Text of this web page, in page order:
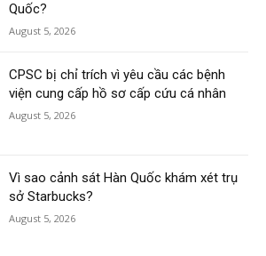
Quốc?
August 5, 2026
CPSC bị chỉ trích vì yêu cầu các bệnh
viện cung cấp hồ sơ cấp cứu cá nhân
August 5, 2026
Vì sao cảnh sát Hàn Quốc khám xét trụ
sở Starbucks?
August 5, 2026